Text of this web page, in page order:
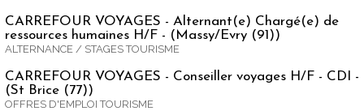
CARREFOUR VOYAGES - Alternant(e) Chargé(e) de
ressources humaines H/F - (Massy/Evry (91))
ALTERNANCE / STAGES TOURISME
CARREFOUR VOYAGES - Conseiller voyages H/F - CDI -
(St Brice (77))
OFFRES D'EMPLOI TOURISME